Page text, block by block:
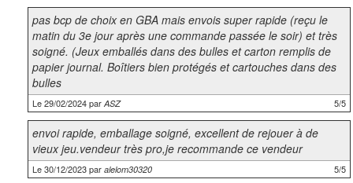
pas bcp de choix en GBA mais envois super rapide (reçu le
matin du 3e jour après une commande passée le soir) et très
soigné. (Jeux emballés dans des bulles et carton remplis de
papier journal. Boîtiers bien protégés et cartouches dans des
bulles
Le 29/02/2024 par ASZ 5/5
envoi rapide, emballage soigné, excellent de rejouer à de
vieux jeu.vendeur très pro,je recommande ce vendeur
Le 30/12/2023 par alelom30320 5/5